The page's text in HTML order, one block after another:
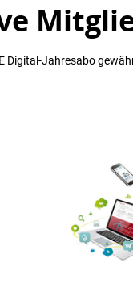
Digital-Jahresabo